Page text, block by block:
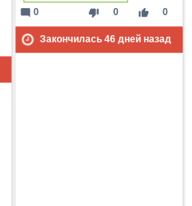
thumb_down 0 thumb_up 0
mode_comment 0
Закончилась 46дней назад